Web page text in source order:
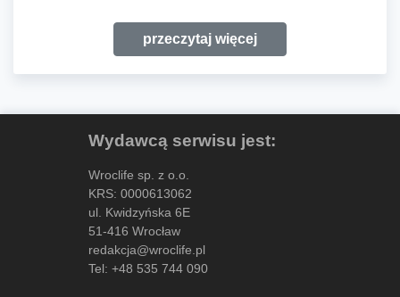
przeczytaj więcej
Wydawcą serwisu jest:
Wroclife sp. z o.o.
KRS: 0000613062
ul. Kwidzyńska 6E
51-416 Wrocław
redakcja@wroclife.pl
Tel: +48 535 744 090